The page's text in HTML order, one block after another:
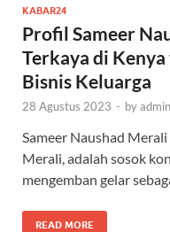
KABAR24
Profil Sameer
Terkaya di
Bisnis Keluarga
28 Agustus 2023 - byadmin
Sameer Naushad
Merali, adalah sosok
mengemban gelar
READ MORE